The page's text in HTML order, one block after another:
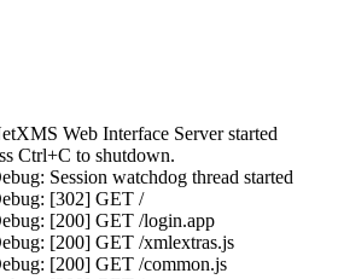
Web Interface Server started
Ctrl+C to shutdown.
Session watchdog thread started
[302] GET /
[200] GET /login.app
[200] GET /xmlextras.js
[200] GET /common.js